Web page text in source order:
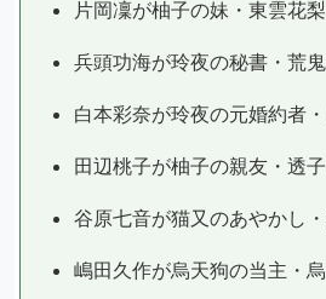
片岡凜が柚子の妹・東雲花
兵頭功海が玲夜の秘書・荒
白本彩奈が玲夜の元婚約者
田辺桃子が柚子の親友・透
谷原七音が猫又のあやかし
嶋田久作が烏天狗の当主・